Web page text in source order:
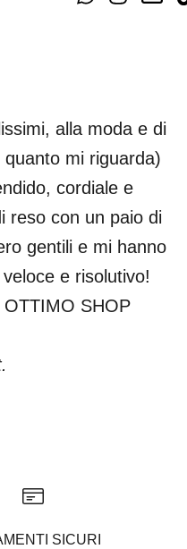
alla moda e di
mi riguarda)
cordiale e
reso con un paio di
gentili e mi hanno
e risolutivo!
SHOP
SICURI